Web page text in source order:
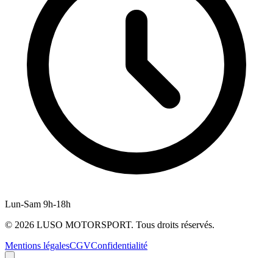
Lun-Sam 9h-18h
© 2026 LUSO MOTORSPORT. Tous droits réservés.
Mentions légalesCGVConfidentialité